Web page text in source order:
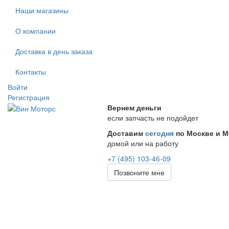
Наши магазины
О компании
Доставка в день заказа
Контакты
Войти
Регистрация
Вернем деньги
если запчасть не подойдет
Доставим сегодня по Москве и
домой или на работу
+7 (495) 103-46-09
Позвоните мне